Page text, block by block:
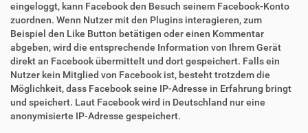
eingeloggt, kann Facebook den Besuch seinem Facebook-Konto
zuordnen. Wenn Nutzer mit den Plugins interagieren, zum
Beispiel den Like Button betätigen oder einen Kommentar
abgeben, wird die entsprechende Information von Ihrem Gerät
direkt an Facebook übermittelt und dort gespeichert. Falls ein
Nutzer kein Mitglied von Facebook ist, besteht trotzdem die
Möglichkeit, dass Facebook seine IP-Adresse in Erfahrung bringt
und speichert. Laut Facebook wird in Deutschland nur eine
anonymisierte IP-Adresse gespeichert.